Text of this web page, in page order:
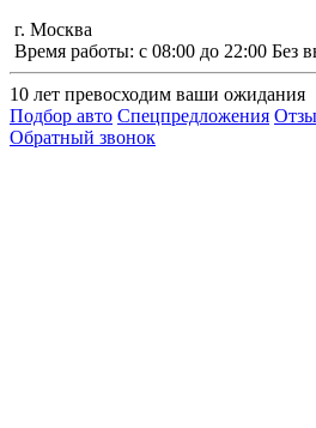
г. Москва
Время работы: с 08:00 до 22:00 Без
10 лет превосходим ваши ожидания
Подбор авто Спецпредложения
Обратный звонок